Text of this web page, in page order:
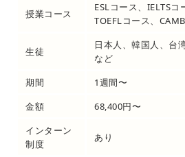
授業コース
ESLコース、IELTSコ
TOEFLコース、
生徒
日本人、韓国人、台
など
期間
1週間〜
金額
68,400円〜
インターン
制度
あり